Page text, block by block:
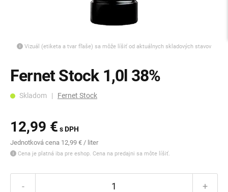
Vizuál (etiketa a tvar fľaše) sa môže líšiť od aktuálnych skladových stavov
Fernet Stock 1,0l 38%
Skladom | Fernet Stock
12,99 € s DPH
Jednotková cena 12,99 € / liter
Cena je platná iba pre eshop. Cena na predajni sa môte líšiť.
- +